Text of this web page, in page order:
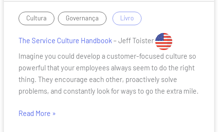
Cultura , Governança / Livro
The Service Culture Handbook– Jeff Toister
Imagine you could develop a customer-focused culture so
powerful that your employees always seem to do the right
thing. They encourage each other, proactively solve
problems, and constantly look for ways to go the extra mile.
The
Culture
Handbook
Read More »